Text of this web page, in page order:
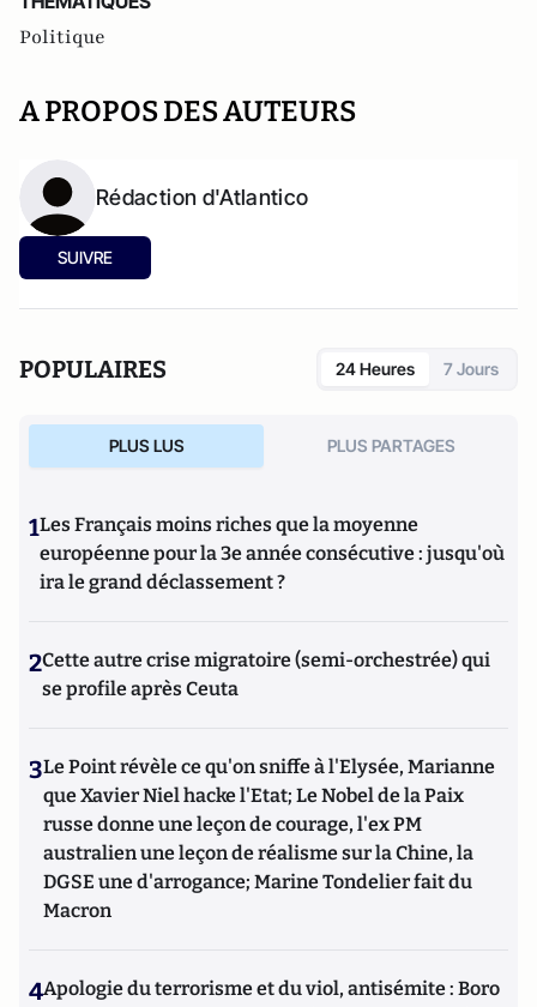
Politique
A PROPOS DES AUTEURS
Rédaction d'Atlantico
SUIVRE
POPULAIRES 24 Heures 7 Jours
PLUS LUS PLUS PARTAGES
1Les Français moins riches que la moyenne
européenne pour la 3e année consécutive : jusqu'où
ira le grand déclassement ?
2Cette autre crise migratoire (semi-orchestrée) qui
se profile après Ceuta
3Le Point révèle ce qu'on sniffe à l'Elysée, Marianne
que Xavier Niel hacke l'Etat; Le Nobel de la Paix
russe donne une leçon de courage, l'ex PM
australien une leçon de réalisme sur la Chine, la
DGSE une d'arrogance; Marine Tondelier fait du
Macron
4Apologie du terrorisme et du viol, antisémite : Boro